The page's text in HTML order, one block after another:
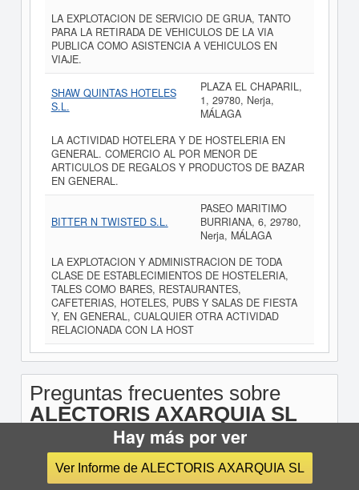
LA EXPLOTACION DE SERVICIO DE GRUA, TANTO
PARA LA RETIRADA DE VEHICULOS DE LA VIA
PUBLICA COMO ASISTENCIA A VEHICULOS EN
VIAJE.
SHAW QUINTAS HOTELES
S.L.
PLAZA EL CHAPARIL,
1, 29780, Nerja,
MÁLAGA
LA ACTIVIDAD HOTELERA Y DE HOSTELERIA EN
GENERAL. COMERCIO AL POR MENOR DE
ARTICULOS DE REGALOS Y PRODUCTOS DE BAZAR
EN GENERAL.
BITTER N TWISTED S.L.
PASEO MARITIMO
BURRIANA, 6, 29780,
Nerja, MÁLAGA
LA EXPLOTACION Y ADMINISTRACION DE TODA
CLASE DE ESTABLECIMIENTOS DE HOSTELERIA,
TALES COMO BARES, RESTAURANTES,
CAFETERIAS, HOTELES, PUBS Y SALAS DE FIESTA
Y, EN GENERAL, CUALQUIER OTRA ACTIVIDAD
RELACIONADA CON LA HOST
Preguntas frecuentes sobre
ALECTORIS AXARQUIA SL
Hay más por ver
Ver Informe de ALECTORIS AXARQUIA SL